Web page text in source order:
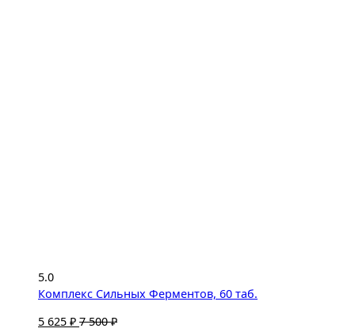
5.0
Комплекс Сильных Ферментов, 60 таб.
5 625 ₽ 7 500 ₽